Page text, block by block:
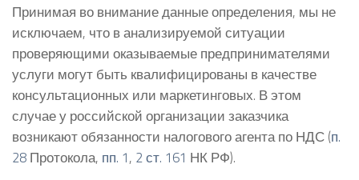
Принимая во внимание данные определения, мы не
исключаем, что в анализируемой ситуации
проверяющими оказываемые предпринимателями
услуги могут быть квалифицированы в качестве
консультационных или маркетинговых. В этом
случае у российской организации заказчика
возникают обязанности налогового агента по НДС (п.
28 Протокола, пп. 1, 2 ст. 161 НК РФ).